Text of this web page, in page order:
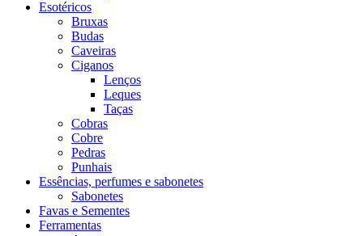
Esotéricos
Bruxas
Budas
Caveiras
Ciganos
Lenços
Leques
Taças
Cobras
Cobre
Pedras
Punhais
Essências, perfumes e sabonetes
Sabonetes
Favas e Sementes
Ferramentas